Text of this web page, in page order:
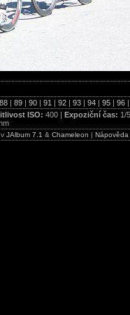
88 | 89 | 90 | 91 | 92 | 93 | 94 | 95 | 96 |
ISO: 400 | Expoziční čas: 1/
JAlbum 7.1 & Chameleon | Nápověda